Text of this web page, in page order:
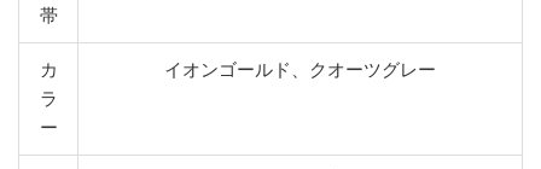
帯
カ
ラ
ー
イオンゴールド、クオーツグレー